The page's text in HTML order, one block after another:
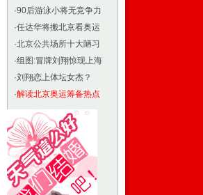
·90后游泳小将无竞争力
·任达华将搬北京看奥运
·北京公共场所十大陋习
·组图:冒牌刘翔惊现上海
·刘翔恋上体坛女杰？
·解读北京奥运筹备热点